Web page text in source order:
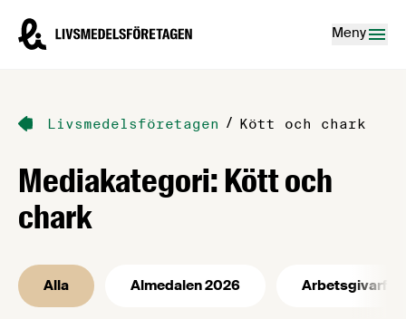
Livsmedelsföretagen – till startsidan
Meny
Livsmedelsföretagen / Kött och chark
Mediakategori:Kött och
chark
Alla Almedalen 2026